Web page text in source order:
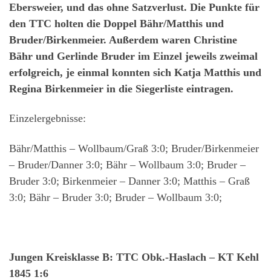
Ebersweier, und das ohne Satzverlust. Die Punkte für
den TTC holten die Doppel Bähr/Matthis und
Bruder/Birkenmeier. Außerdem waren Christine
Bähr und Gerlinde Bruder im Einzel jeweils zweimal
erfolgreich, je einmal konnten sich Katja Matthis und
Regina Birkenmeier in die Siegerliste eintragen.
Einzelergebnisse:
Bähr/Matthis – Wollbaum/Graß 3:0; Bruder/Birkenmeier
– Bruder/Danner 3:0; Bähr – Wollbaum 3:0; Bruder –
Bruder 3:0; Birkenmeier – Danner 3:0; Matthis – Graß
3:0; Bähr – Bruder 3:0; Bruder – Wollbaum 3:0;
Jungen Kreisklasse B: TTC Obk.-Haslach – KT Kehl
1845 1:6